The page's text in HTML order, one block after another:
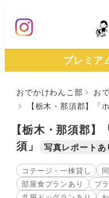
ン
プレミア
おでかけわんこ部 お
【栃木・那須郡】「
【栃木・那須郡
須」
写真レポートあ
コテージ・一棟貸し
部屋食プランあり
プ